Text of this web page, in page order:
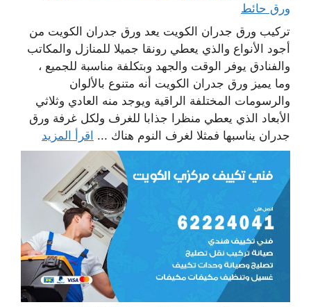
ورق حائط
تركيب ورق جدران الكويت يعد ورق جدران الكويت من
أجود الأنواع والذي يعطي رونقا جميلا للمنازل والمكاتب
والفنادق يوفر الوقت والجهد وبتكلفة مناسبة للجميع ،
وما يميز ورق جدران الكويت أنه متنوع بالألوان
والرسومات المختلفة الراقية ويوجد منه العادي وثلاثي
الأبعاد الذي يعطي منظرا جذابا للغرف ولكل غرفة ورق
جدران يناسبها فمثلا لغرف النوم هناك ... اقرأ المزيد